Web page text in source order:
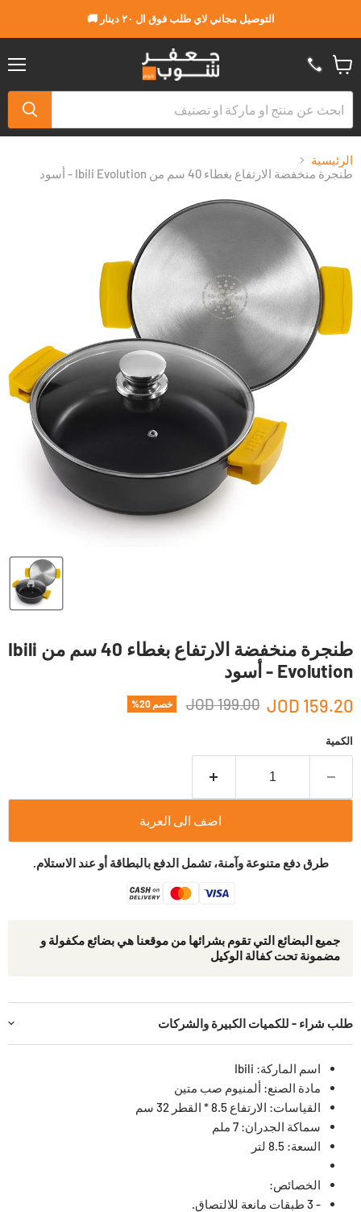
التوصيل مجاني لاي طلب فوق ال ٢٠ دينار 🚚
التسو
الرئيسية
طنجرة منخفضة الارتفاع بغطاء 40 سم من Ibili Evolution - أسود
طنجرة منخفضة الارتفاع بغطاء 40 سم من Ibili
Evolution - أسود
199.00 JOD 159.20 JOD خصم 20
%
الكمية
اضف الى العربة
طرق دفع متنوعة وآمنة، تشمل الدفع بالبطاقة أو عند الاستلام.
جمیع البضائع التي تقوم بشرائھا من موقعنا ھي بضائع مكفولة و
مضمونة تحت كفالة الوكيل
طلب شراء - للكميات الكبيرة والشركات
اسم الماركة: Ibili
مادة الصنع: ألمنيوم صب متين
القياسات: الارتفاع 8.5 * القطر 32 سم
سماكة الجدران: 7 ملم
السعة: 8.5 لتر
الخصائص:
- 3 طبقات مانعة للالتصاق.